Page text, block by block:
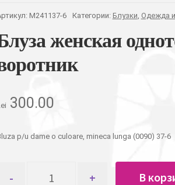
M241137-6 Категории: Блузки, Одежда
женская
300.00
p/u dame o culoare, mineca lunga (0090) 37-6
товара
В